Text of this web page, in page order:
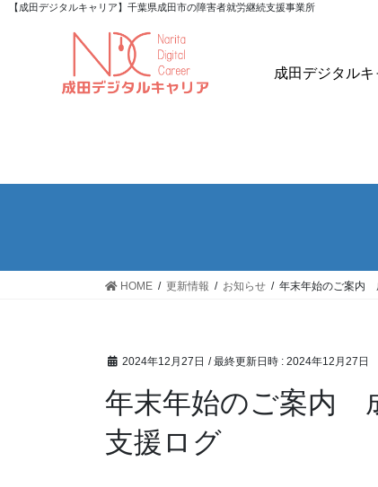
【成田デジタルキャリア】千葉県成田市の障害者就労継続支援事業所
成田デジタル
HOME 更新情報 お知らせ 年末年始のご案内
2024年12月27日 / 最終更新日時 : 2024年12月27日
年末年始のご案内
支援ログ